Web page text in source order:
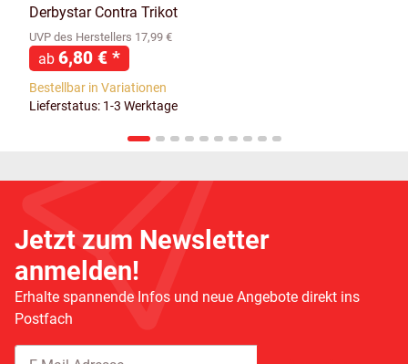
Derbystar Contra Trikot
UVP des Herstellers 17,99 €
ab 6,80 € *
Bestellbar in Variationen
Lieferstatus: 1-3 Werktage
Jetzt zum Newsletter
anmelden!
Erhalte spannende Infos und neue Angebote direkt ins
Postfach